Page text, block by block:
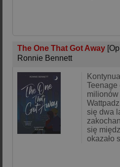
The One That Got Away
Ronnie Bennett
Teenage
milionów
się dwa
się
okazało